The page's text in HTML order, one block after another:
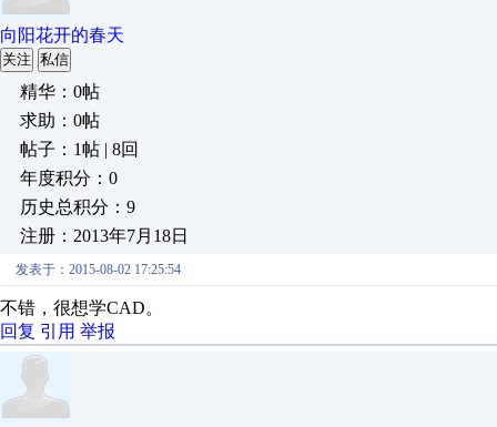
向阳花开的春天
关注 私信
精华：0帖
求助：0帖
帖子：1帖 | 8回
年度积分：0
历史总积分：9
注册：2013年7月18日
发表于：2015-08-02 17:25:54
不错，很想学CAD。
回复 引用 举报